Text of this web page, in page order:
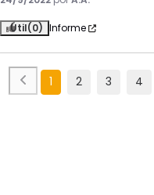
Útil(0) Informe
1 2 3 4